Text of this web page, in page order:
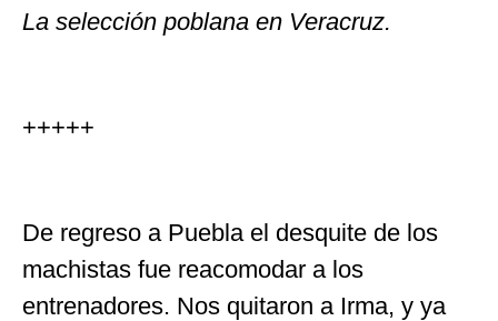
La selección poblana en Veracruz.
+++++
De regreso a Puebla el desquite de los
machistas fue reacomodar a los
entrenadores. Nos quitaron a Irma, y ya